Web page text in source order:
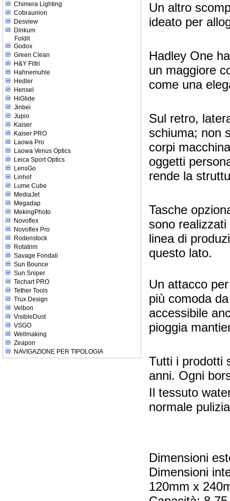
Chimera Lighting
Cobraunion
Desview
Dinkum
Foldit
Godox
Green Clean
H&Y Filtri
Hahnemuhle
Hedler
Hensel
HiGlide
Jinbei
Jupio
Kaiser
Kaiser PRO
Laowa Pro
Laowa Venus Optics
Leica Sport Optics
LensGo
Linhof
Lume Cube
MediaJet
Megadap
MekingPhoto
Novoflex
Novoflex Pro
Rodenstock
Rotatrim
Savage Fondali
Sun Bounce
Sun Sniper
Techart PRO
Tether Tools
Trux Design
Velbon
VisibleDust
VSGO
Wellmaking
Zeapon
NAVIGAZIONE PER TIPOLOGIA
Un altro
ideato per
Hadley One
un maggiore
come una
Sul retro,
schiuma; non
corpi
oggetti
rende la
Tasche
sono
linea di
questo lato.
Un attacco
più comoda
accessibile
pioggia
Tutti i prodotti
anni. Ogni
Il tessuto
normale
Dimensioni
Dimensioni
120mm x